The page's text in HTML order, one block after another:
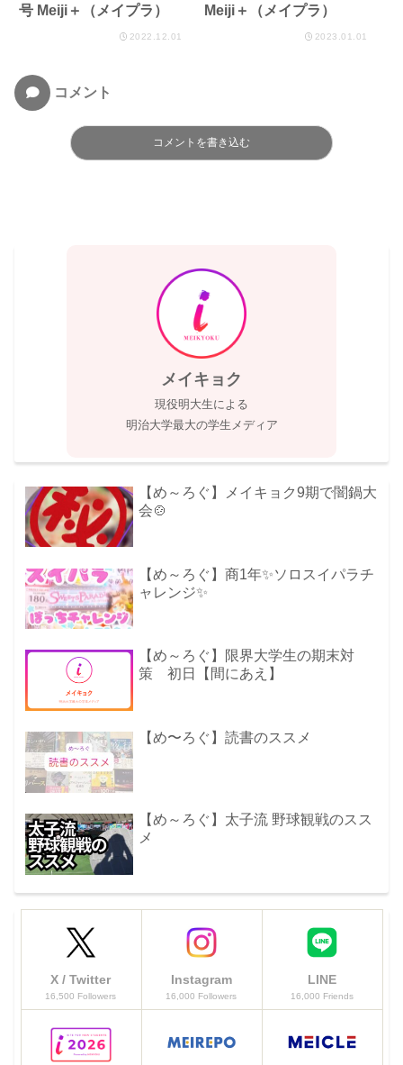
号 Meiji＋（メイプラ）
2022.12.01
Meiji＋（メイプラ）
2023.01.01
コメント
コメントを書き込む
メイキョク
現役明大生による
明治大学最大の学生メディア
【め～ろぐ】メイキョク9期で闇鍋大
会🍲
【め～ろぐ】商1年✨ソロスイパラチ
ャレンジ✨
【め～ろぐ】限界大学生の期末対
策 初日【間にあえ】
【め〜ろぐ】読書のススメ
【め～ろぐ】太子流 野球観戦のスス
メ
X / Twitter
16,500 Followers
Instagram
16,000 Followers
LINE
16,000 Friends